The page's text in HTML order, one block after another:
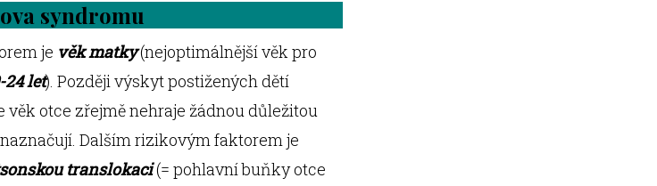
syndromu
je věk matky(nejoptimálnější věk pro
24 let). Později výskyt postižených dětí
věk otce zřejmě nehraje žádnou důležitou
Dalším rizikovým faktorem je
translokaci(= pohlavní buňky otce